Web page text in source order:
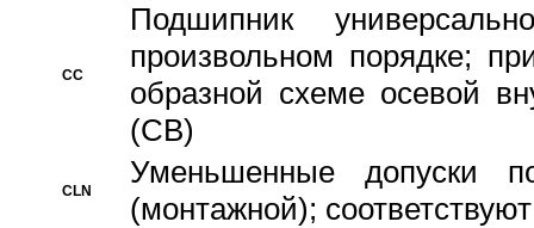
CC
Подшипник
произвольном порядке;
образной схеме осевой
(CB)
CLN
Уменьшенные
(монтажной);